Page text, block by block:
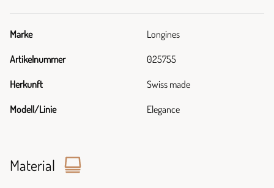
Marke Longines
Artikelnummer 025755
Herkunft Swiss made
Modell/Linie Elegance
Material